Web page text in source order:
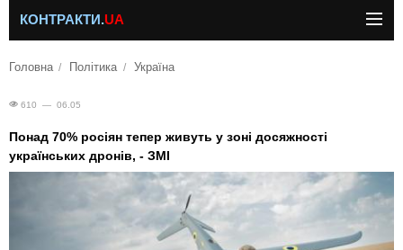
КОНТРАКТИ.UA
Головна Політика Україна
610 — 06.05
Понад 70% росіян тепер живуть у зоні досяжності
українських дронів, - ЗМІ